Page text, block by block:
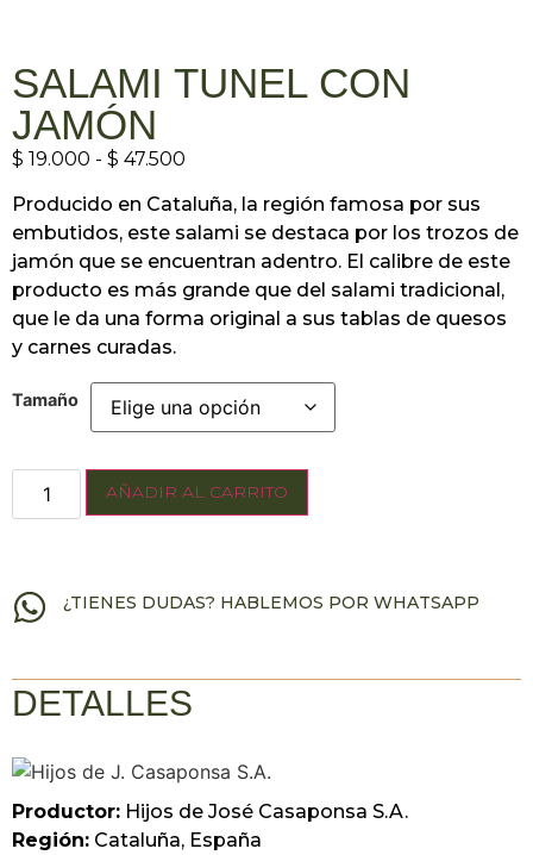
SALAMI TUNEL CON
JAMÓN
$ 19.000 - $ 47.500
Producido en Cataluña, la región famosa por sus
embutidos, este salami se destaca por los trozos de
jamón que se encuentran adentro. El calibre de este
producto es más grande que del salami tradicional,
que le da una forma original a sus tablas de quesos
y carnes curadas.
Tamaño
AÑADIR AL CARRITO
¿TIENES DUDAS? HABLEMOS POR WHATSAPP
DETALLES
Productor: Hijos de José Casaponsa S.A.
Región: Cataluña, España